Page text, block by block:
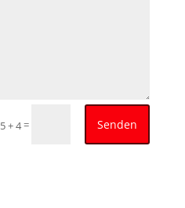
5 + 4= Senden